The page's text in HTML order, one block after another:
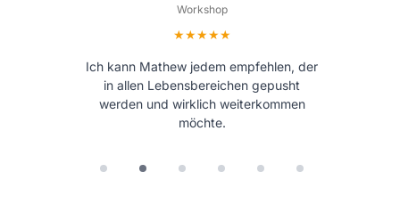
Workshop
Bewertung: 5 von 5 Sternen
Ich kann Mathew jedem empfehlen, der
in allen Lebensbereichen gepusht
werden und wirklich weiterkommen
möchte.